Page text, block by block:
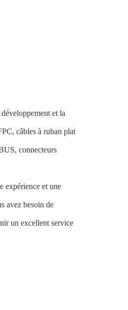
et la
câbles à ruban plat
connecteurs
expérience et une
avez besoin de
un excellent service